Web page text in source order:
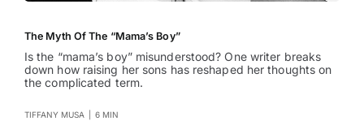
The Myth Of The “Mama’s Boy”
Is the “mama’s boy” misunderstood? One writer breaks
down how raising her sons has reshaped her thoughts on
the complicated term.
TIFFANY MUSA 6 MIN